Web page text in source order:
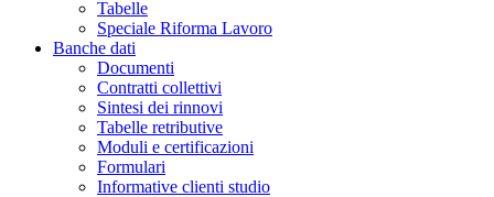
Tabelle
Speciale Riforma Lavoro
Banche dati
Documenti
Contratti collettivi
Sintesi dei rinnovi
Tabelle retributive
Moduli e certificazioni
Formulari
Informative clienti studio